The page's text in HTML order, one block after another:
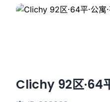
Clichy 92区·64